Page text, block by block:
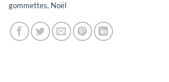
gommettes, Noël